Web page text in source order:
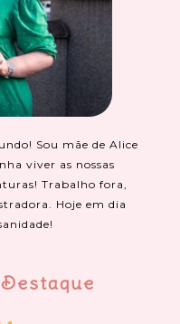
Sou mãe de Alice
viver as nossas
Trabalho fora,
Hoje em dia